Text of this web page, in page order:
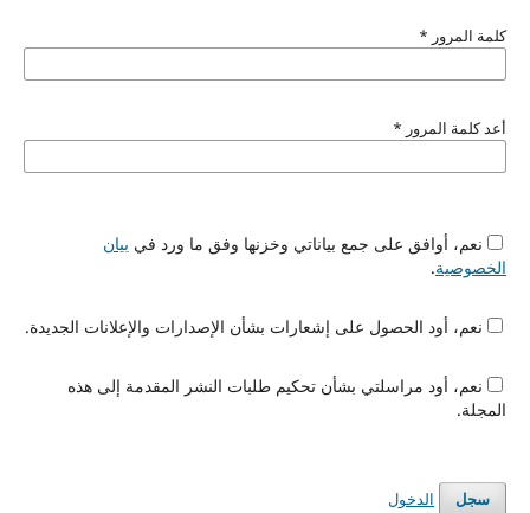
كلمة المرور *
أعد كلمة المرور *
بيان
الخصوصية.
نعم، أود مراسلتي بشأن تحكيم طلبات النشر المقدمة إلى هذه
المجلة.
سجل الدخول